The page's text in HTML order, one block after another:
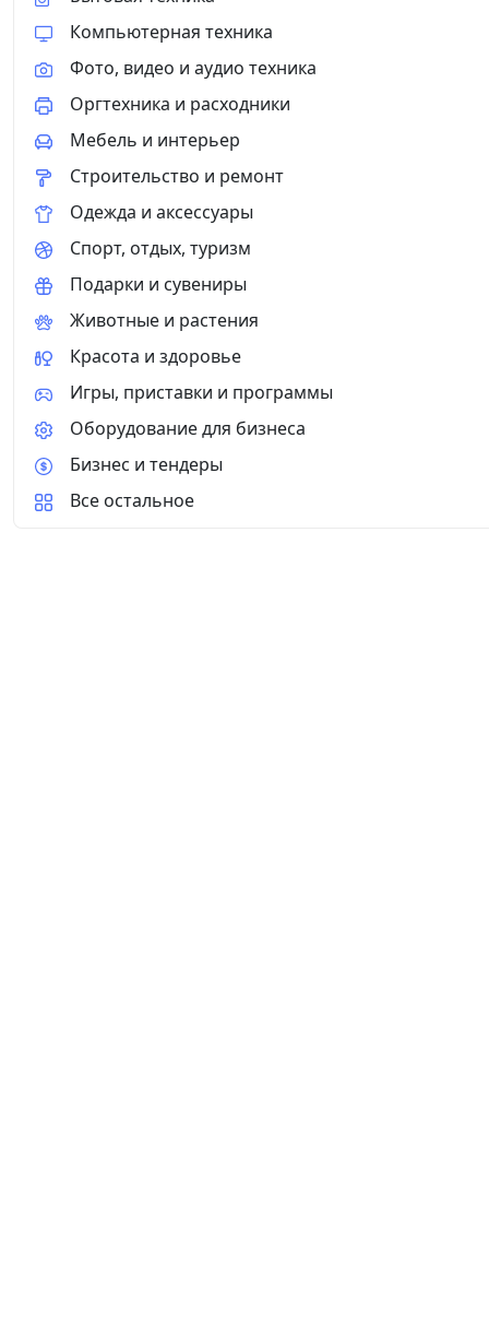
Компьютерная техника
Фото, видео и аудио техника
Оргтехника и расходники
Мебель и интерьер
Строительство и ремонт
Одежда и аксессуары
Спорт, отдых, туризм
Подарки и сувениры
Животные и растения
Красота и здоровье
Игры, приставки и программы
Оборудование для бизнеса
Бизнес и тендеры
Все остальное